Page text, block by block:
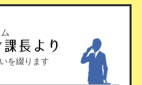
を綴ります